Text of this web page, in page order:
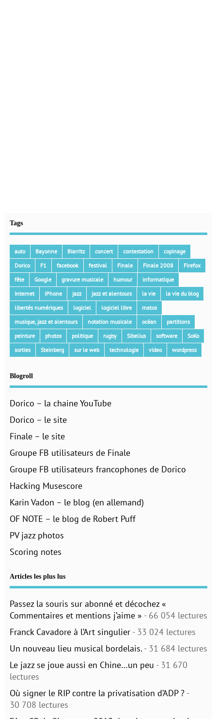
Tags
auto Bayonne Biarritz concert contestation
copinage
Dorico
F1 facebook festival Finale Finale 2008
Firefox
fête
Google gravure musicale humour
informatique
Internet
iPhone jazz jazz et alentours la vie
la vie du blog
libertés numériques
logiciel logiciel libre
matos
musique, jazz et alentours
notation musicale océan
partitions
peinture
photos politique rugby Sibelius software
SoKo
sorties
Steinberg sur le web technologie video wordpress
Blogroll
Dorico – la chaine YouTube
Dorico – le site
Finale – le site
Groupe FB utilisateurs de Finale
Groupe FB utilisateurs francophones de Dorico
Hacking Musescore
Karin Vadon – le blog (en allemand)
OF NOTE – le blog de Robert Puff
PV jazz photos
Scoring notes
Articles les plus lus
Passez la souris sur abonné et décochez «
Commentaires et mentions j’aime » - 66 054 lectures
Franck Cavadore à l’Art singulier - 33 024 lectures
Un nouveau lieu musical bordelais. - 31 684 lectures
Le jazz se joue aussi en Chine…un peu - 31 670
lectures
Où signer le RIP contre la privatisation d’ADP ? -
30 708 lectures